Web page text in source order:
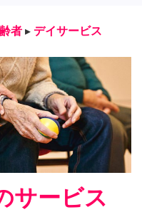
者 ▸ デイサービス
サービス